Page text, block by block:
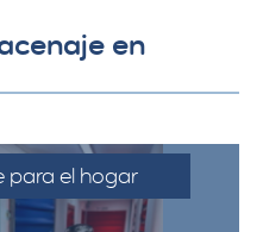
en
para el hogar